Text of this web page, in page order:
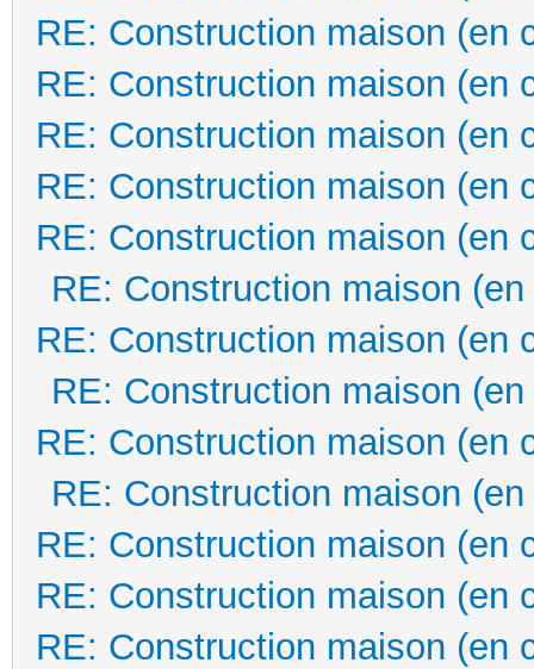
RE: Construction maison (en
RE: Construction maison (en
RE: Construction maison (en
RE: Construction maison (en
RE: Construction maison (en
RE: Construction maison
RE: Construction maison (en
RE: Construction maison
RE: Construction maison (en
RE: Construction maison
RE: Construction maison (en
RE: Construction maison (en
RE: Construction maison (en